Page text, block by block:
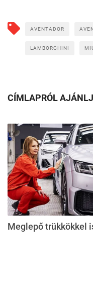
AVENTADOR
LAMBORGHINI
CÍMLAPRÓL
Meglepő trükkökkel